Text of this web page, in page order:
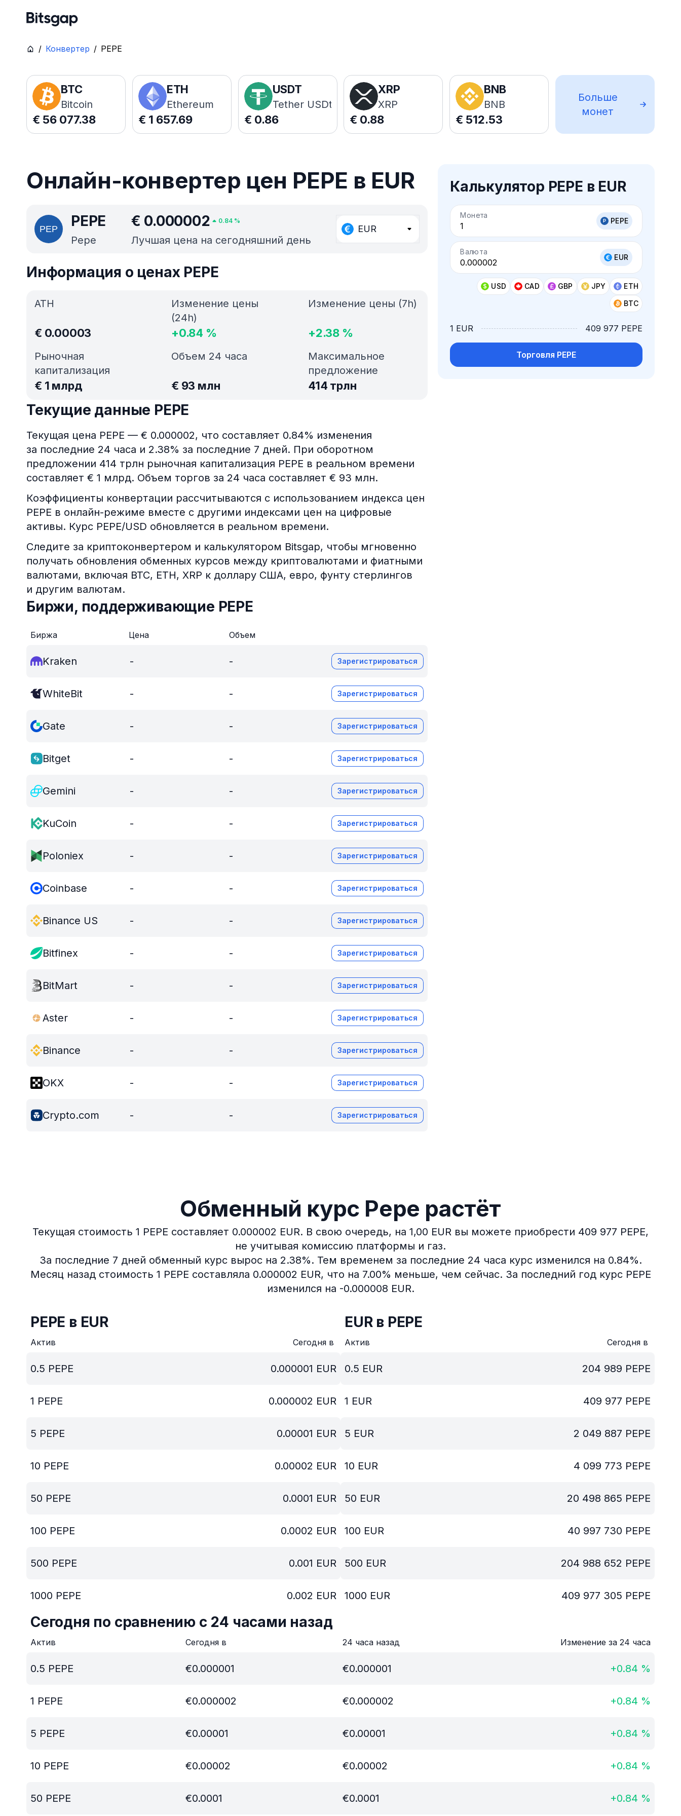
/ Конвертер / PEPE
BTC
Bitcoin
€ 56 077.38
ETH
Ethereum
€ 1 657.69
USDT
Tether USDt
€ 0.86
XRP
XRP
€ 0.88
BNB
BNB
€ 512.53
Больше
монет
Онлайн-конвертер цен PEPE в EUR
PEPE
Pepe
€ 0.000002 0.84%
Лучшая цена на сегодняшний день
EUR
Калькулятор PEPE в EUR
Монета
PEPE
Валюта
EUR
USD CAD GBP JPY
ETH
BTC
1 EUR 409 977 PEPE
Торговля PEPE
Информация о ценах PEPE
ATH
€ 0.00003
Рыночная
капитализация
€ 1 млрд
Изменение цены
(24h)
+0.84 %
Изменение цены (7h)
+2.38 %
Объем 24 часа
€ 93 млн
Максимальное
предложение
414 трлн
Текущие данные PEPE
Текущая цена PEPE — € 0.000002, что составляет 0.84% изменения
за последние 24 часа и 2.38% за последние 7 дней. При оборотном
предложении 414 трлн рыночная капитализация PEPE в реальном времени
составляет € 1 млрд. Объем торгов за 24 часа составляет € 93 млн.
Коэффициенты конвертации рассчитываются с использованием индекса цен
PEPE в онлайн-режиме вместе с другими индексами цен на цифровые
активы. Курс PEPE/USD обновляется в реальном времени.
Следите за криптоконвертером и калькулятором Bitsgap, чтобы мгновенно
получать обновления обменных курсов между криптовалютами и фиатными
валютами, включая BTC, ETH, XRP к доллару США, евро, фунту стерлингов
и другим валютам.
Биржи, поддерживающие PEPE
Биржа Цена Объем
Kraken - - Зарегистрироваться
WhiteBit - - Зарегистрироваться
Gate - - Зарегистрироваться
Bitget - - Зарегистрироваться
Gemini - - Зарегистрироваться
KuCoin - - Зарегистрироваться
Poloniex - - Зарегистрироваться
Coinbase - - Зарегистрироваться
Binance US - - Зарегистрироваться
Bitfinex - - Зарегистрироваться
BitMart - - Зарегистрироваться
Aster - - Зарегистрироваться
Binance - - Зарегистрироваться
OKX - - Зарегистрироваться
Crypto.com - - Зарегистрироваться
Обменный курс Pepe растёт
Текущая стоимость 1 PEPE составляет 0.000002 EUR. В свою очередь, на 1,00 EUR вы можете приобрести 409 977 PEPE,
не учитывая комиссию платформы и газ.
За последние 7 дней обменный курс вырос на 2.38%. Тем временем за последние 24 часа курс изменился на 0.84%.
Месяц назад стоимость 1 PEPE составляла 0.000002 EUR, что на 7.00% меньше, чем сейчас. За последний год курс PEPE
изменился на -0.000008 EUR.
PEPE в EUR
Актив Сегодня в
0.5 PEPE 0.000001 EUR
1 PEPE 0.000002 EUR
5 PEPE 0.00001 EUR
10 PEPE 0.00002 EUR
50 PEPE 0.0001 EUR
100 PEPE 0.0002 EUR
500 PEPE 0.001 EUR
1000 PEPE 0.002 EUR
EUR в PEPE
Актив Сегодня в
0.5 EUR 204 989 PEPE
1 EUR 409 977 PEPE
5 EUR 2 049 887 PEPE
10 EUR 4 099 773 PEPE
50 EUR 20 498 865 PEPE
100 EUR 40 997 730 PEPE
500 EUR 204 988 652 PEPE
1000 EUR 409 977 305 PEPE
Сегодня по сравнению с 24 часами назад
Актив Сегодня в 24 часа назад Изменение за 24 часа
0.5 PEPE €0.000001 €0.000001 +0.84 %
1 PEPE €0.000002 €0.000002 +0.84 %
5 PEPE €0.00001 €0.00001 +0.84 %
10 PEPE €0.00002 €0.00002 +0.84 %
50 PEPE €0.0001 €0.0001 +0.84 %